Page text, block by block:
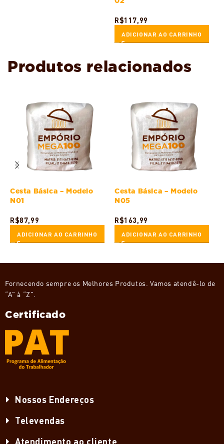
R$117,99
ADICIONAR AO CARRINHO
Produtos relacionados
Cesta Básica – Modelo
N01
R$87,99
ADICIONAR AO CARRINHO
Cesta Básica – Modelo
N05
R$163,99
ADICIONAR AO CARRINHO
Fornecendo sempre os Melhores Produtos. Vamos atendê-lo de
“A” à “Z”.
Certificado
Nossos Endereços
Televendas
Atendimento ao cliente